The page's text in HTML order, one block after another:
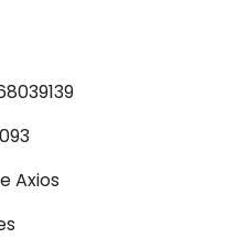
Axios